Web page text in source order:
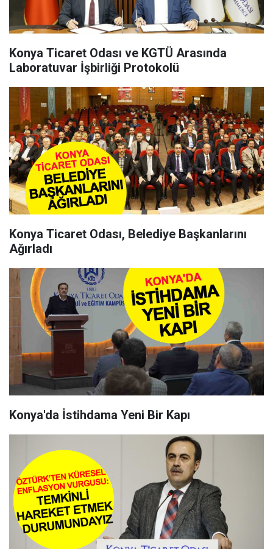
Konya Ticaret Odası ve KGTÜ Arasında
Laboratuvar İşbirliği Protokolü
Konya Ticaret Odası, Belediye Başkanlarını
Ağırladı
Konya'da İstihdama Yeni Bir Kapı